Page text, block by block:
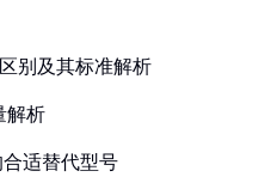
别及其标准解析
解析
合适替代型号